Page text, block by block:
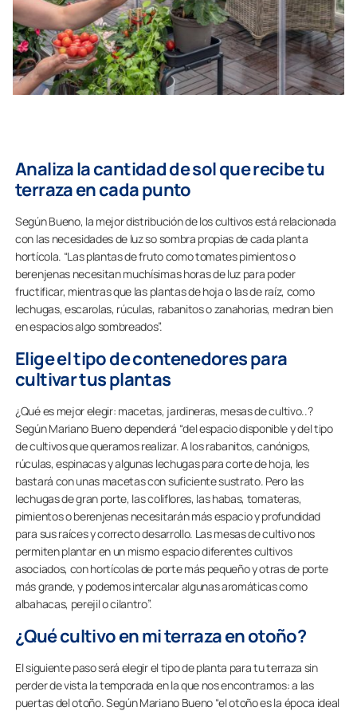
Analiza la cantidad de sol que recibe tu
terraza en cada punto
Según Bueno, la mejor distribución de los cultivos está relacionada
con las necesidades de luz so sombra propias de cada planta
hortícola. “Las plantas de fruto como tomates pimientos o
berenjenas necesitan muchísimas horas de luz para poder
fructificar, mientras que las plantas de hoja o las de raíz, como
lechugas, escarolas, rúculas, rabanitos o zanahorias, medran bien
en espacios algo sombreados”.
Elige el tipo de contenedores para
cultivar tus plantas
¿Qué es mejor elegir: macetas, jardineras, mesas de cultivo..?
Según Mariano Bueno dependerá “del espacio disponible y del tipo
de cultivos que queramos realizar. A los rabanitos, canónigos,
rúculas, espinacas y algunas lechugas para corte de hoja, les
bastará con unas macetas con suficiente sustrato. Pero las
lechugas de gran porte, las coliflores, las habas, tomateras,
pimientos o berenjenas necesitarán más espacio y profundidad
para sus raíces y correcto desarrollo. Las mesas de cultivo nos
permiten plantar en un mismo espacio diferentes cultivos
asociados, con hortícolas de porte más pequeño y otras de porte
más grande, y podemos intercalar algunas aromáticas como
albahacas, perejil o cilantro”.
¿Qué cultivo en mi terraza en otoño?
El siguiente paso será elegir el tipo de planta para tu terraza sin
perder de vista la temporada en la que nos encontramos: a las
puertas del otoño. Según Mariano Bueno “el otoño es la época ideal